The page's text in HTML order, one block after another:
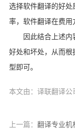
选择软件翻译的好
率，软件翻译在费用
因此结合上述
好处和坏处，从而根
型即可。
本文由：译联翻译公
上一篇： 翻译专业机